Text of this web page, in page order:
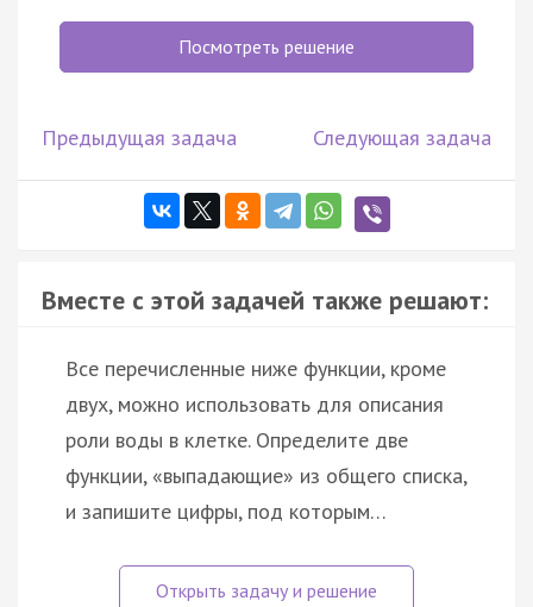
Посмотреть решение
Предыдущая задача Следующая задача
Вместе с этой задачей также решают:
Все перечисленные ниже функции, кроме
двух, можно использовать для описания
роли воды в клетке. Определите две
функции, «выпадающие» из общего списка,
и запишите цифры, под которым…